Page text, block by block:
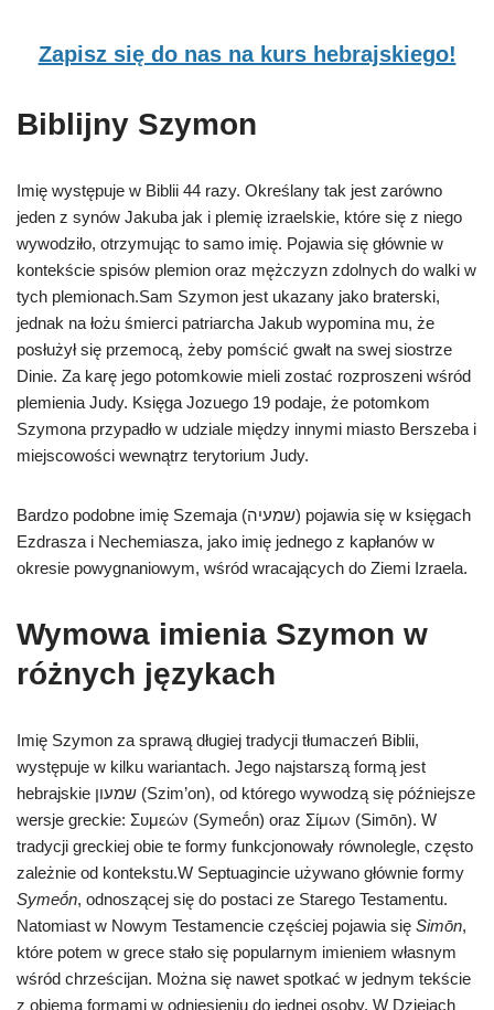
Zapisz się do nas na kurs hebrajskiego!
Biblijny Szymon
Imię występuje w Biblii 44 razy. Określany tak jest zarówno
jeden z synów Jakuba jak i plemię izraelskie, które się z niego
wywodziło, otrzymując to samo imię. Pojawia się głównie w
kontekście spisów plemion oraz mężczyzn zdolnych do walki w
tych plemionach.Sam Szymon jest ukazany jako braterski,
jednak na łożu śmierci patriarcha Jakub wypomina mu, że
posłużył się przemocą, żeby pomścić gwałt na swej siostrze
Dinie. Za karę jego potomkowie mieli zostać rozproszeni wśród
plemienia Judy. Księga Jozuego 19 podaje, że potomkom
Szymona przypadło w udziale między innymi miasto Berszeba i
miejscowości wewnątrz terytorium Judy.
Bardzo podobne imię Szemaja (שמעיה) pojawia się w księgach
Ezdrasza i Nechemiasza, jako imię jednego z kapłanów w
okresie powygnaniowym, wśród wracających do Ziemi Izraela.
Wymowa imienia Szymon w
różnych językach
Imię Szymon za sprawą długiej tradycji tłumaczeń Biblii,
występuje w kilku wariantach. Jego najstarszą formą jest
hebrajskie שמעון (Szim’on), od którego wywodzą się późniejsze
wersje greckie: Συμεών (Symeṓn) oraz Σίμων (Simōn). W
tradycji greckiej obie te formy funkcjonowały równolegle, często
zależnie od kontekstu.W Septuagincie używano głównie formy
Symeṓn, odnoszącej się do postaci ze Starego Testamentu.
Natomiast w Nowym Testamencie częściej pojawia się Simōn,
które potem w grece stało się popularnym imieniem własnym
wśród chrześcijan. Można się nawet spotkać w jednym tekście
z obiema formami w odniesieniu do jednej osoby. W Dziejach